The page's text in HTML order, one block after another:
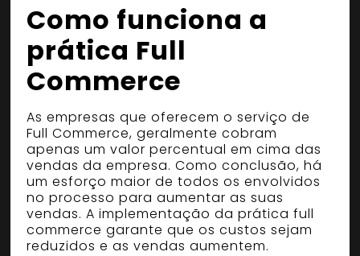
Como funciona a
prática Full
Commerce
As empresas que oferecem o serviço de
Full Commerce, geralmente cobram
apenas um valor percentual em cima das
vendas da empresa. Como conclusão, há
um esforço maior de todos os envolvidos
no processo para aumentar as suas
vendas. A implementação da prática full
commerce garante que os custos sejam
reduzidos e as vendas aumentem.